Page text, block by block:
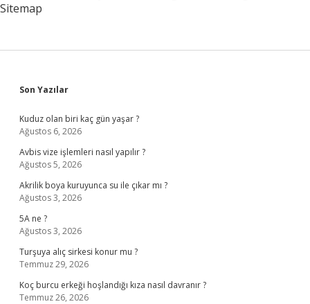
Sitemap
Sidebar
Son Yazılar
Kuduz olan biri kaç gün yaşar ?
Ağustos 6, 2026
Avbis vize işlemleri nasıl yapılır ?
Ağustos 5, 2026
Akrilik boya kuruyunca su ile çıkar mı ?
Ağustos 3, 2026
5A ne ?
Ağustos 3, 2026
Turşuya alıç sirkesi konur mu ?
Temmuz 29, 2026
Koç burcu erkeği hoşlandığı kıza nasıl davranır ?
Temmuz 26, 2026